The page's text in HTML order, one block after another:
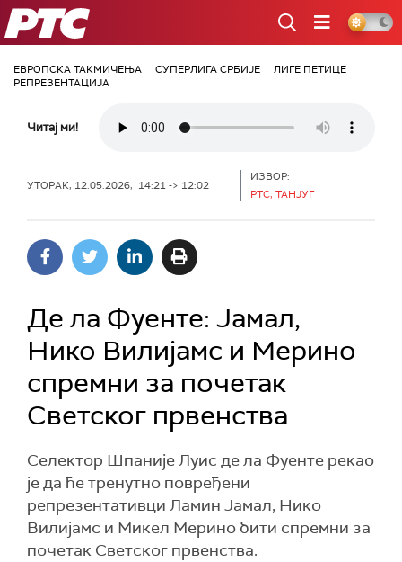
РТС
ЕВРОПСКА ТАКМИЧЕЊА СУПЕРЛИГА СРБИЈЕ
ЛИГЕ ПЕТИЦЕ
РЕПРЕЗЕНТАЦИЈА
Читај ми!
УТОРАК, 12.05.2026, 14:21 -> 12:02
ИЗВОР:
РТС, ТАНЈУГ
Де ла Фуенте: Јамал,
Нико Вилијамс и Мерино
спремни за почетак
Светског првенства
Селектор Шпаније Луис де ла Фуенте рекао
је да ће тренутно повређени
репрезентативци Ламин Јамал, Нико
Вилијамс и Микел Мерино бити спремни за
почетак Светског првенства.